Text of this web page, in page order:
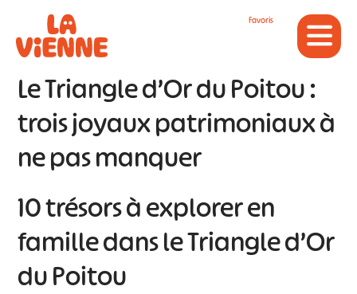
Favoris
Le Triangle d’Or du Poitou :
trois joyaux patrimoniaux à
ne pas manquer
10 trésors à explorer en
famille dans le Triangle d’Or
du Poitou